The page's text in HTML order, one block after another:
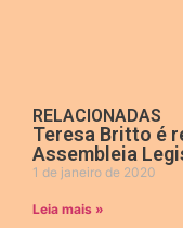
RELACIONADAS
Teresa Britto é
Assembleia
1 de janeiro de 2020
Leia mais »